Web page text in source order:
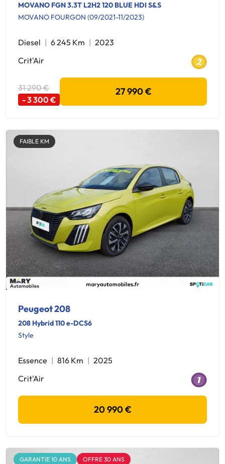
MOVANO FGN 3.3T L2H2 120 BLUE HDI S&S
MOVANO FOURGON (09/2021-11/2023)
Diesel 6 245 Km
2023
Crit'Air
31 290 €
- 3 300 €
27 990 €
FAIBLE KM
Peugeot 208
208 Hybrid 110 e-DCS6
Style
Essence 816 Km
2025
Crit'Air
20 990 €
GARANTIE 10 ANS OFFRE 30 ANS